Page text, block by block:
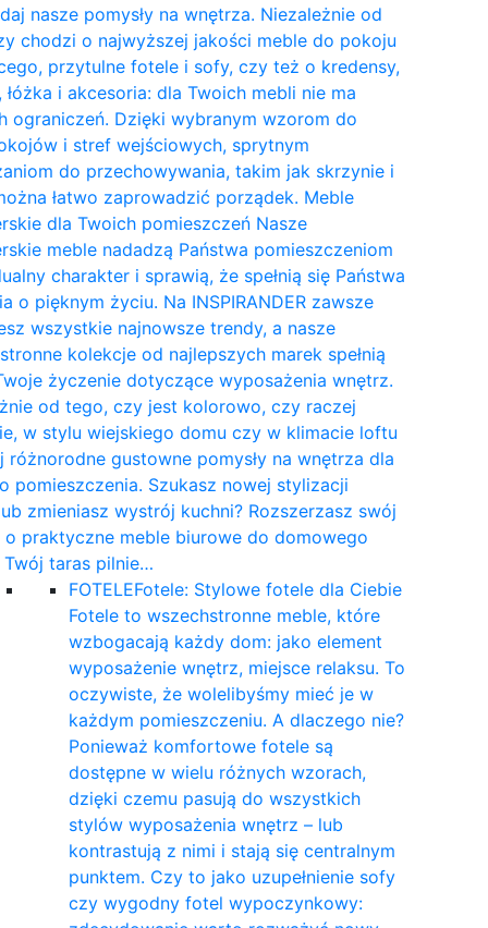
nasze pomysły na wnętrza. Niezależnie od
chodzi o najwyższej jakości meble do pokoju
przytulne fotele i sofy, czy też o kredensy,
i akcesoria: dla Twoich mebli nie ma
ograniczeń. Dzięki wybranym wzorom do
i stref wejściowych, sprytnym
do przechowywania, takim jak skrzynie i
łatwo zaprowadzić porządek. Meble
dla Twoich pomieszczeń Nasze
meble nadadzą Państwa pomieszczeniom
charakter i sprawią, że spełnią się Państwa
o pięknym życiu. Na INSPIRANDER zawsze
wszystkie najnowsze trendy, a nasze
kolekcje od najlepszych marek spełnią
życzenie dotyczące wyposażenia wnętrz.
od tego, czy jest kolorowo, czy raczej
w stylu wiejskiego domu czy w klimacie loftu
różnorodne gustowne pomysły na wnętrza dla
pomieszczenia. Szukasz nowej stylizacji
zmieniasz wystrój kuchni? Rozszerzasz swój
o praktyczne meble biurowe do domowego
Twój taras pilnie…
FOTELEFotele: Stylowe fotele dla Ciebie
Fotele to wszechstronne meble, które
wzbogacają każdy dom: jako element
wyposażenie wnętrz, miejsce relaksu. To
oczywiste, że wolelibyśmy mieć je w
każdym pomieszczeniu. A dlaczego nie?
Ponieważ komfortowe fotele są
dostępne w wielu różnych wzorach,
dzięki czemu pasują do wszystkich
stylów wyposażenia wnętrz – lub
kontrastują z nimi i stają się centralnym
punktem. Czy to jako uzupełnienie sofy
czy wygodny fotel wypoczynkowy: